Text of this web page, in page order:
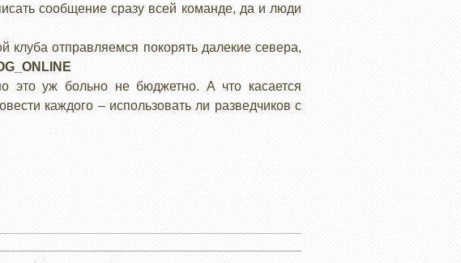
сообщение сразу всей команде, да и люди
клуба отправляемся покорять далекие севера,
это уж больно не бюджетно. А что касается
каждого – использовать ли разведчиков с